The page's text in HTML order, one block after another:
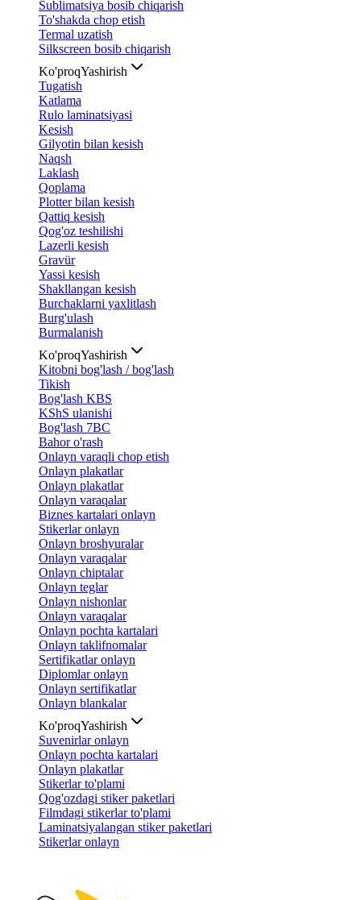
Sublimatsiya bosib chiqarish
To'shakda chop etish
Termal uzatish
Silkscreen bosib chiqarish
Ko'proqYashirish
Tugatish
Katlama
Rulo laminatsiyasi
Kesish
Gilyotin bilan kesish
Naqsh
Laklash
Qoplama
Plotter bilan kesish
Qattiq kesish
Qog'oz teshilishi
Lazerli kesish
Gravür
Yassi kesish
Shakllangan kesish
Burchaklarni yaxlitlash
Burg'ulash
Burmalanish
Ko'proqYashirish
Kitobni bog'lash / bog'lash
Tikish
Bog'lash KBS
KShS ulanishi
Bog'lash 7BC
Bahor o'rash
Onlayn varaqli chop etish
Onlayn plakatlar
Onlayn plakatlar
Onlayn varaqalar
Biznes kartalari onlayn
Stikerlar onlayn
Onlayn broshyuralar
Onlayn varaqalar
Onlayn chiptalar
Onlayn teglar
Onlayn nishonlar
Onlayn varaqalar
Onlayn pochta kartalari
Onlayn taklifnomalar
Sertifikatlar onlayn
Diplomlar onlayn
Onlayn sertifikatlar
Onlayn blankalar
Ko'proqYashirish
Suvenirlar onlayn
Onlayn pochta kartalari
Onlayn plakatlar
Stikerlar to'plami
Qog'ozdagi stiker paketlari
Filmdagi stikerlar to'plami
Laminatsiyalangan stiker paketlari
Stikerlar onlayn